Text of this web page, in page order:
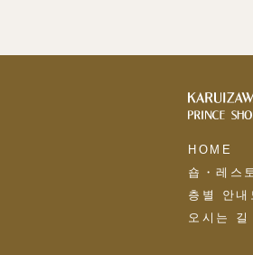
HOME
숍・레스
층별 안내
오시는 길